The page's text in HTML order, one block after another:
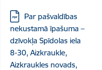
Lejupielādēt:
Par pašvaldības
nekustamā īpašuma –
dzīvokļa Spīdolas iela
8-30, Aizkraukle,
Aizkraukles novads,